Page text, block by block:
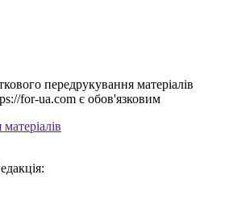
передрукування матеріалів
for-ua.com є обов'язковим